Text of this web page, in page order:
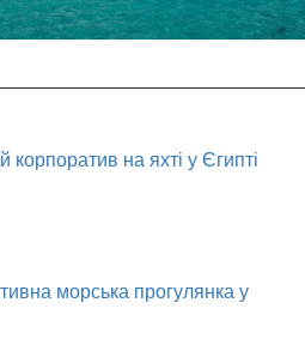
корпоратив на яхті у Єгипті
морська прогулянка у